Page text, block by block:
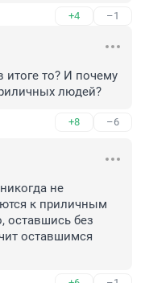
+4 –1
итоге то? И почему
людей?
+8 –6
не
к приличным
оставшись без
оставшимся